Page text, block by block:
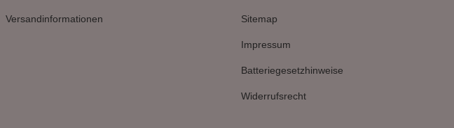
Versandinformationen Sitemap
Impressum
Batteriegesetzhinweise
Widerrufsrecht